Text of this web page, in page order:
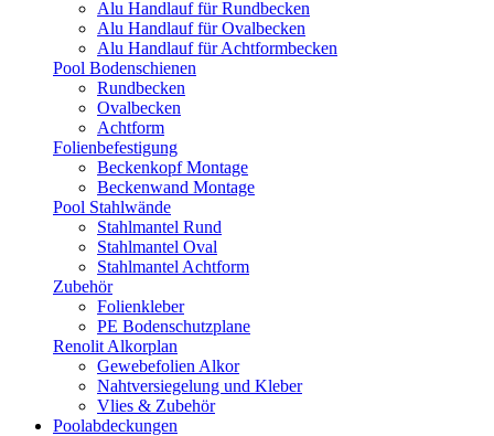
Alu Handlauf für Rundbecken
Alu Handlauf für Ovalbecken
Alu Handlauf für Achtformbecken
Pool Bodenschienen
Rundbecken
Ovalbecken
Achtform
Folienbefestigung
Beckenkopf Montage
Beckenwand Montage
Pool Stahlwände
Stahlmantel Rund
Stahlmantel Oval
Stahlmantel Achtform
Zubehör
Folienkleber
PE Bodenschutzplane
Renolit Alkorplan
Gewebefolien Alkor
Nahtversiegelung und Kleber
Vlies & Zubehör
Poolabdeckungen